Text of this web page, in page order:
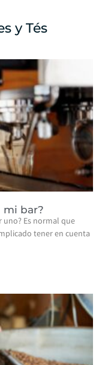
y Tés
mi bar?
Es normal que
tener en cuenta